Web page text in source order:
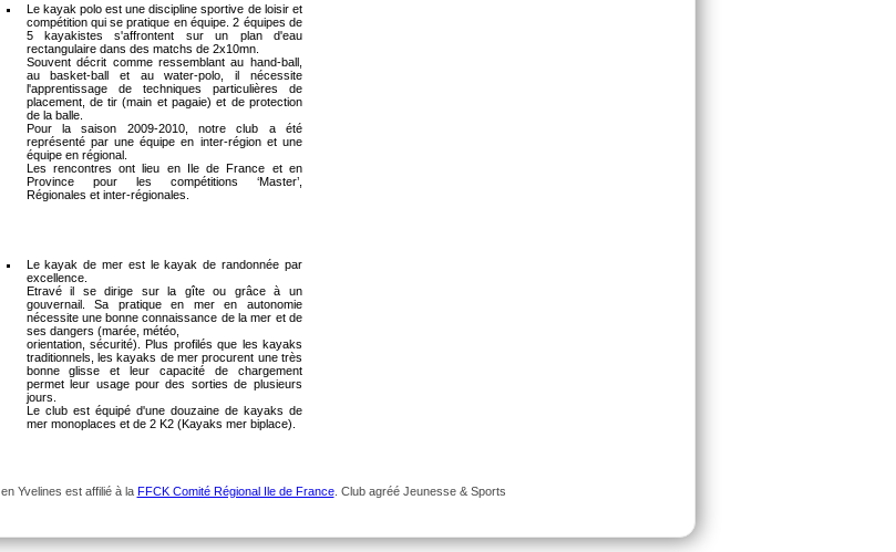
Le kayak polo est une discipline sportive de loisir et
compétition qui se pratique en équipe. 2 équipes de
5 kayakistes s'affrontent sur un plan d'eau
rectangulaire dans des matchs de 2x10mn.
Souvent décrit comme ressemblant au hand-ball,
au basket-ball et au water-polo, il nécessite
l'apprentissage de techniques particulières de
placement, de tir (main et pagaie) et de protection
de la balle.
Pour la saison 2009-2010, notre club a été
représenté par une équipe en inter-région et une
équipe en régional.
Les rencontres ont lieu en Ile de France et en
Province pour les compétitions ‘Master’,
Régionales et inter-régionales.
Le kayak de mer est le kayak de randonnée par
excellence.
Etravé il se dirige sur la gîte ou grâce à un
gouvernail. Sa pratique en mer en autonomie
nécessite une bonne connaissance de la mer et de
ses dangers (marée, météo,
orientation, sécurité). Plus profilés que les kayaks
traditionnels, les kayaks de mer procurent une très
bonne glisse et leur capacité de chargement
permet leur usage pour des sorties de plusieurs
jours.
Le club est équipé d'une douzaine de kayaks de
mer monoplaces et de 2 K2 (Kayaks mer biplace).
Yvelines est affilié à la FFCK Comité Régional Ile de France. Club agréé Jeunesse & Sports